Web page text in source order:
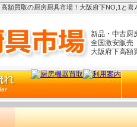
額買取の厨房厨具市場！大阪府下NO,1と喜
新品・中古厨
全国激安販売
大阪府下高額